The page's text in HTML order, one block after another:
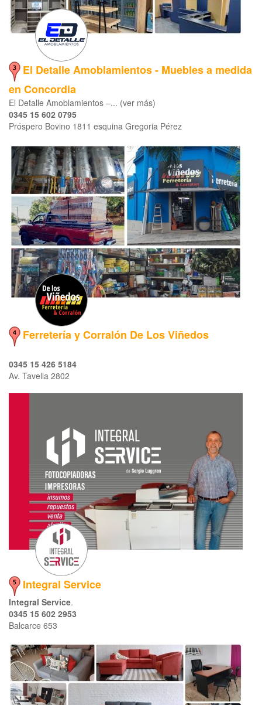
El Detalle Amoblamientos - Muebles a medida
en Concordia
El Detalle Amoblamientos –... (ver más)
0345 15 602 0795
Próspero Bovino 1811 esquina Gregoria Pérez
Ferretería y Corralón De Los Viñedos
0345 15 426 5184
Av. Tavella 2802
Integral Service
Integral Service.
0345 15 602 2953
Balcarce 653